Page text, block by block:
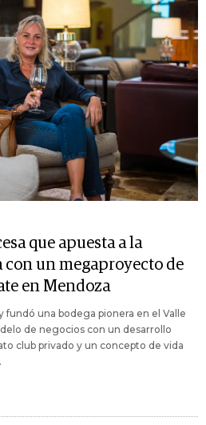
que apuesta a la
con un megaproyecto de
en Mendoza
fundó una bodega pionera en el Valle
de negocios con un desarrollo
club privado y un concepto de vida